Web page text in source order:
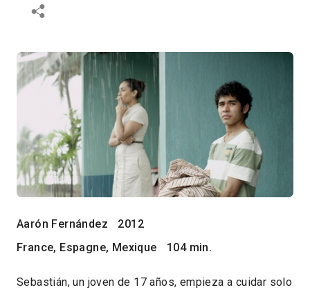
Aarón Fernández
2012
France, Espagne, Mexique
104 min.
Sebastián, un joven de 17 años, empieza a cuidar solo